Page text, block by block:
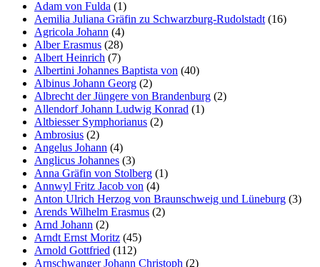
Adam von Fulda (1)
Aemilia Juliana Gräfin zu Schwarzburg-Rudolstadt (16)
Agricola Johann (4)
Alber Erasmus (28)
Albert Heinrich (7)
Albertini Johannes Baptista von (40)
Albinus Johann Georg (2)
Albrecht der Jüngere von Brandenburg (2)
Allendorf Johann Ludwig Konrad (1)
Altbiesser Symphorianus (2)
Ambrosius (2)
Angelus Johann (4)
Anglicus Johannes (3)
Anna Gräfin von Stolberg (1)
Annwyl Fritz Jacob von (4)
Anton Ulrich Herzog von Braunschweig und Lüneburg (3)
Arends Wilhelm Erasmus (2)
Arnd Johann (2)
Arndt Ernst Moritz (45)
Arnold Gottfried (112)
Arnschwanger Johann Christoph (2)